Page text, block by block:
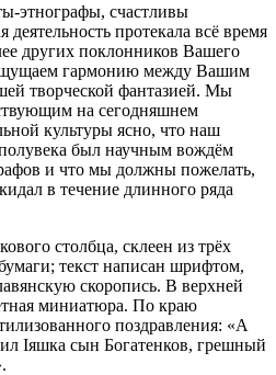
этнографы, счастливы
деятельность протекала всё время
других поклонников Вашего
гармонию между Вашим
творческой фантазией. Мы
на сегодняшнем
культуры ясно, что наш
был научным вождём
и что мы должны пожелать,
в течение длинного ряда
столбца, склеен из трёх
текст написан шрифтом,
скоропись. В верхней
миниатюра. По краю
поздравления: «А
Iяшка сын Богатенков, грешный